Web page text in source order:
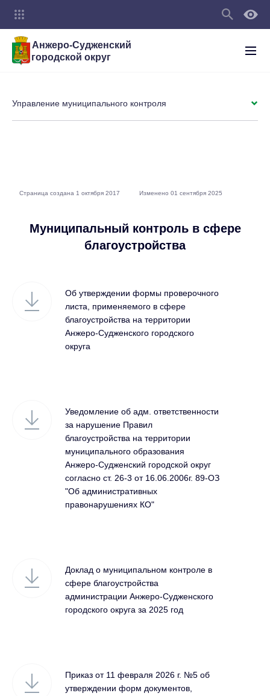
Анжеро-Судженский
городской округ
Муниципальный контроль в сфере
благоустройства
Об утверждении формы проверочного
листа, применяемого в сфере
благоустройства на территории
Анжеро-Судженского городского
округа
Уведомление об адм. ответственности
за нарушение Правил
благоустройства на территории
муниципального образования
Анжеро-Судженский городской округ
согласно ст. 26-3 от 16.06.2006г. 89-ОЗ
"Об административных
правонарушениях КО"
Доклад о муниципальном контроле в
сфере благоустройства
администрации Анжеро-Судженского
городского округа за 2025 год
Приказ от 11 февраля 2026 г. №5 об
утверждении форм документов,
Управление муниципального контроля
Страница создана 1 октября 2017 Изменено 01 сентября 2025